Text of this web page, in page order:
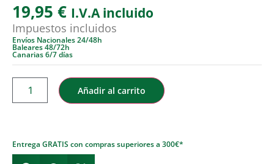
19,95 € I.V.A incluido
Impuestos incluidos
Envíos Nacionales 24/48h
Baleares 48/72h
Canarias 6/7 días
Añadir al carrito
Entrega GRATIS con compras superiores a 300€*